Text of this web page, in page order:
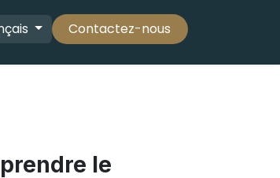
Contactez-nous
le